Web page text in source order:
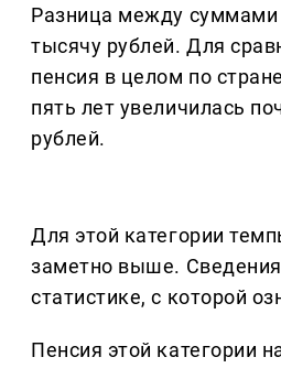
Разница между
тысячу рублей. Для
пенсия в целом по
пять лет увеличилась
рублей.
Для этой категории
заметно выше.
статистике, с которой
Пенсия этой категории